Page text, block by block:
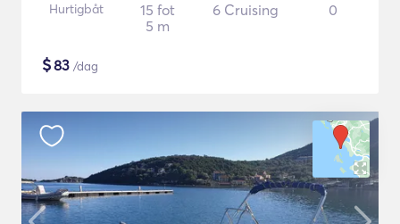
Hurtigbåt
15 fot
5 m
6 Cruising 0
$83 /dag